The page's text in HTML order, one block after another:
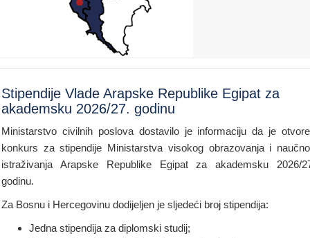
Stipendije Vlade Arapske Republike Egipat za
akademsku 2026/27. godinu
Ministarstvo civilnih poslova dostavilo je informaciju da je
konkurs za stipendije Ministarstva visokog obrazovanja i
istraživanja Arapske Republike Egipat za akademsku 2026/
godinu.
Za Bosnu i Hercegovinu dodijeljen je sljedeći broj stipendija:
Jedna stipendija za diplomski studij;